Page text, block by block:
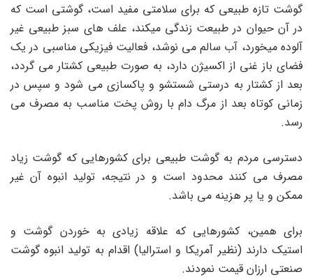
گوشت تازه طبیعی که برای سلامتی مفید است، گوشتی است که
در آن حیوان در طبیعت زندگی میکند، علف های سبز طبیعی غیر
آلوده میخورد، آب سالم می نوشد، فعالیت فیزیکی مناسبی در یک
فضای باز غنی از اکسیژن دارد، به صورت طبیعی کشتار می گردد،
بعد از کشتار به درستی شستشو و پاکسازی می شود و سپس در
زمانی کوتاه بعد از مرگ دام با روش پخت مناسب به مصرف می
رسد.
دسترسی مردم به گوشت طبیعی برای کشورهایی که گوشت زیاد
مصرف می کنند محدود است و در نتیجه، تولید انبوه آن غیر
ممکن و یا پر هزینه می باشد.
برای همین، کشورهایی که علاقه زیادی به خوردن گوشت و
استیک دارند (نظیر آمریکا و استرالیا) اقدام به تولید انبوه گوشت
صنعتی ارزان قیمت نمودند.